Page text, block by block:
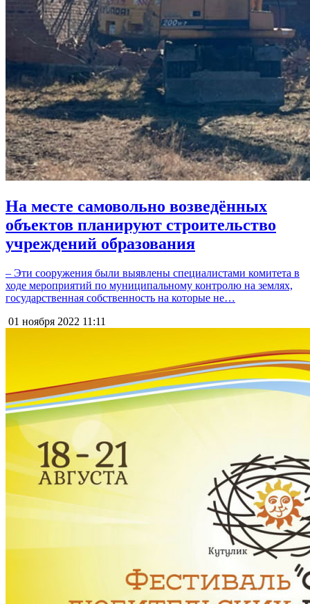
На месте самовольно возведённых
объектов планируют строительство
учреждений образования
– Эти сооружения были выявлены специалистами комитета в
ходе мероприятий по муниципальному контролю на землях,
государственная собственность на которые не…
01 ноября 2022 11:11